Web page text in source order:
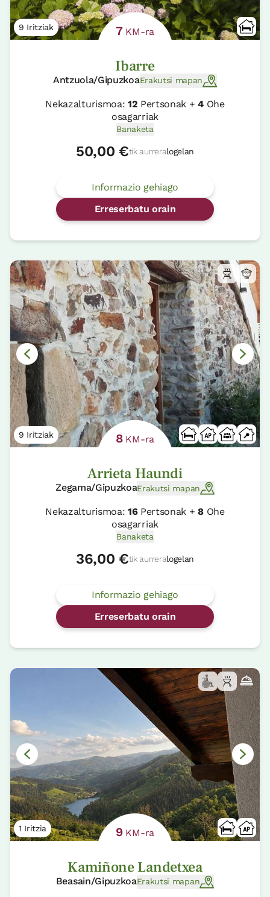
9 Iritziak 7KM-ra
Ibarre
Antzuola/GipuzkoaErakutsi mapan
Nekazalturismoa: 12 Pertsonak +4Ohe
osagarriak
Banaketa
50,00 €tik aurreralogelan
Informazio gehiago
Erreserbatu orain
9 Iritziak 8KM-ra
Arrieta Haundi
Zegama/GipuzkoaErakutsi mapan
Nekazalturismoa: 16Pertsonak +8Ohe
osagarriak
Banaketa
36,00 €tik aurreralogelan
Informazio gehiago
Erreserbatu orain
1 Iritzia 9KM-ra
Kamiñone Landetxea
Beasain/GipuzkoaErakutsi mapan